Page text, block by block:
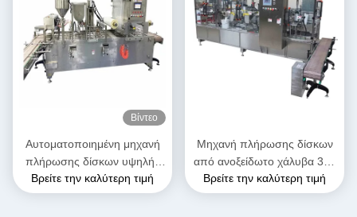
Βίντεο
Αυτοματοποιημένη μηχανή
πλήρωσης δίσκων υψηλής
ταχύτητας για άμεσα τρόφιμα
Βρείτε την καλύτερη τιμή
Μηχανή πλήρωσης δίσκων
από ανοξείδωτο χάλυβα 304
για σάλτσα σε κουβάδες
Βρείτε την καλύτερη τιμή